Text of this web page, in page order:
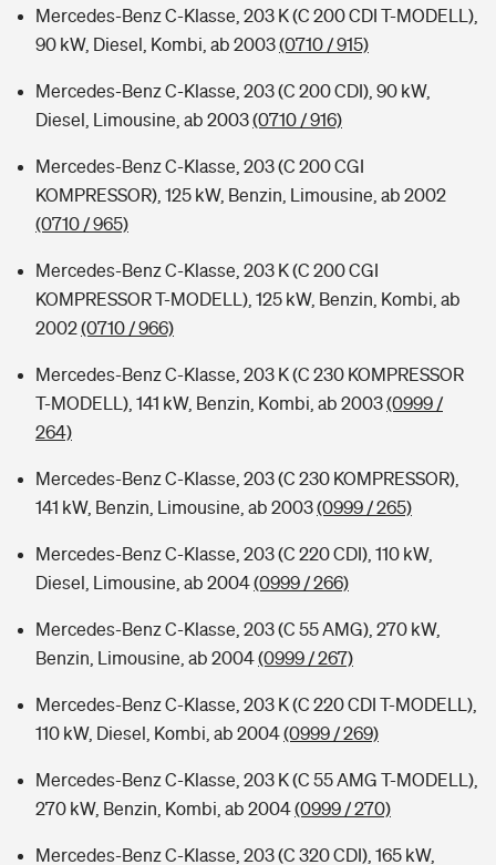
Mercedes-Benz C-Klasse, 203 K (C 200 CDI T-MODELL),
90 kW, Diesel, Kombi, ab 2003(0710 / 915)
Mercedes-Benz C-Klasse, 203 (C 200 CDI), 90 kW,
Diesel, Limousine, ab 2003(0710 / 916)
Mercedes-Benz C-Klasse, 203 (C 200 CGI
KOMPRESSOR), 125 kW, Benzin, Limousine, ab 2002
(0710 / 965)
Mercedes-Benz C-Klasse, 203 K (C 200 CGI
KOMPRESSOR T-MODELL), 125 kW, Benzin, Kombi, ab
2002(0710 / 966)
Mercedes-Benz C-Klasse, 203 K (C 230 KOMPRESSOR
T-MODELL), 141 kW, Benzin, Kombi, ab 2003(0999 /
264)
Mercedes-Benz C-Klasse, 203 (C 230 KOMPRESSOR),
141 kW, Benzin, Limousine, ab 2003(0999 / 265)
Mercedes-Benz C-Klasse, 203 (C 220 CDI), 110 kW,
Diesel, Limousine, ab 2004(0999 / 266)
Mercedes-Benz C-Klasse, 203 (C 55 AMG), 270 kW,
Benzin, Limousine, ab 2004(0999 / 267)
Mercedes-Benz C-Klasse, 203 K (C 220 CDI T-MODELL),
110 kW, Diesel, Kombi, ab 2004(0999 / 269)
Mercedes-Benz C-Klasse, 203 K (C 55 AMG T-MODELL),
270 kW, Benzin, Kombi, ab 2004(0999 / 270)
Mercedes-Benz C-Klasse, 203 (C 320 CDI), 165 kW,